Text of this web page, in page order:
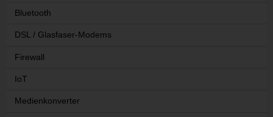
Bluetooth
DSL / Glasfaser-Modems
Firewall
IoT
Medienkonverter